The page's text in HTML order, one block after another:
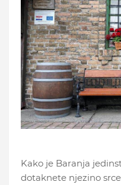
Kako je Baranja
dotaknete njezino